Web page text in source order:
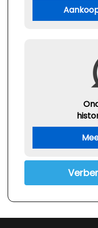
Stuur leder
Stuur
Voorstoelen in
Voorstoelen
Achteruitrij
Anti blokkeer
Autonomous